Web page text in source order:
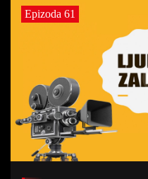
Epizoda 61